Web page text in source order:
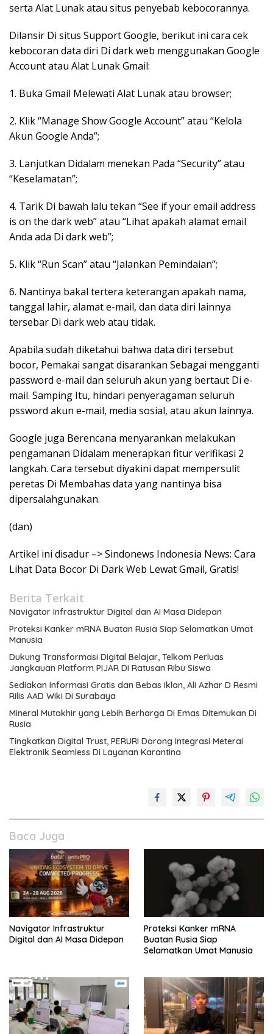
serta Alat Lunak atau situs penyebab kebocorannya.
Dilansir Di situs Support Google, berikut ini cara cek
kebocoran data diri Di dark web menggunakan Google
Account atau Alat Lunak Gmail:
1. Buka Gmail Melewati Alat Lunak atau browser;
2. Klik “Manage Show Google Account” atau “Kelola
Akun Google Anda”;
3. Lanjutkan Didalam menekan Pada “Security” atau
“Keselamatan”;
4. Tarik Di bawah lalu tekan “See if your email address
is on the dark web” atau “Lihat apakah alamat email
Anda ada Di dark web”;
5. Klik “Run Scan” atau “Jalankan Pemindaian”;
6. Nantinya bakal tertera keterangan apakah nama,
tanggal lahir, alamat e-mail, dan data diri lainnya
tersebar Di dark web atau tidak.
Apabila sudah diketahui bahwa data diri tersebut
bocor, Pemakai sangat disarankan Sebagai mengganti
password e-mail dan seluruh akun yang bertaut Di e-
mail. Samping Itu, hindari penyeragaman seluruh
pssword akun e-mail, media sosial, atau akun lainnya.
Google juga Berencana menyarankan melakukan
pengamanan Didalam menerapkan fitur verifikasi 2
langkah. Cara tersebut diyakini dapat mempersulit
peretas Di Membahas data yang nantinya bisa
dipersalahgunakan.
(dan)
Artikel ini disadur –> Sindonews Indonesia News: Cara
Lihat Data Bocor Di Dark Web Lewat Gmail, Gratis!
Berita Terkait
Navigator Infrastruktur Digital dan AI Masa Didepan
Proteksi Kanker mRNA Buatan Rusia Siap Selamatkan Umat
Manusia
Dukung Transformasi Digital Belajar, Telkom Perluas
Jangkauan Platform PIJAR Di Ratusan Ribu Siswa
Sediakan Informasi Gratis dan Bebas Iklan, Ali Azhar D Resmi
Rilis AAD Wiki Di Surabaya
Mineral Mutakhir yang Lebih Berharga Di Emas Ditemukan Di
Rusia
Tingkatkan Digital Trust, PERURI Dorong Integrasi Meterai
Elektronik Seamless Di Layanan Karantina
Baca Juga
Navigator Infrastruktur
Digital dan AI Masa Didepan
Proteksi Kanker mRNA
Buatan Rusia Siap
Selamatkan Umat Manusia